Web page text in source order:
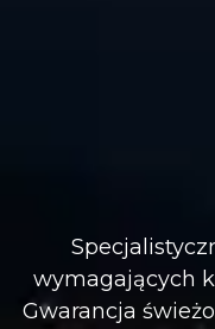
wymagających
Gwarancja